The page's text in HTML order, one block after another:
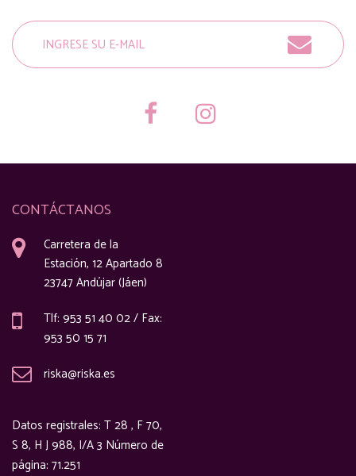
CONTÁCTANOS
Carretera de la
Estación, 12 Apartado 8
23747 Andújar (Jáen)
Tlf: 953 51 40 02 / Fax:
953 50 15 71
riska@riska.es
Datos registrales: T 28 , F 70,
S 8, H J 988, I/A 3 Número de
página: 71.251